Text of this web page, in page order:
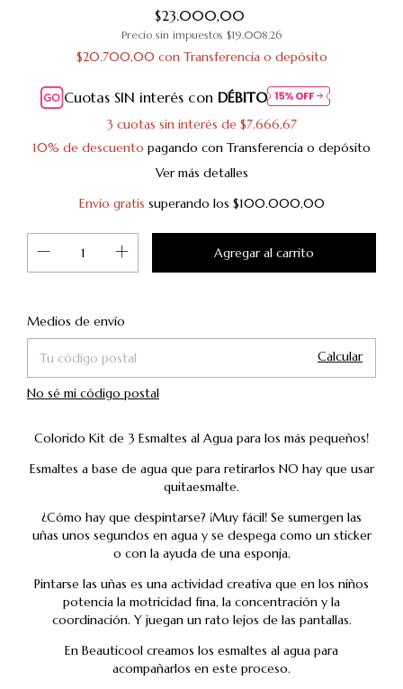
$23.000,00
Precio sin impuestos $19.008,26
$20.700,00 con Transferencia o depósito
Cuotas SIN interés conDÉBITO
3 cuotas sin interés de $7.666,67
10% de descuento pagando con Transferencia o depósito
Ver más detalles
Envío gratis superando los $100.000,00
Entregas para el CP:
Medios de envío
Calcular
No sé mi código postal
Colorido Kit de 3 Esmaltes al Agua para los más pequeños!
Esmaltes a base de agua que para retirarlos NO hay que usar
quitaesmalte.
¿Cómo hay que despintarse? ¡Muy fácil! Se sumergen las
uñas unos segundos en agua y se despega como un sticker
o con la ayuda de una esponja.
Pintarse las uñas es una actividad creativa que en los niños
potencia la motricidad fina, la concentración y la
coordinación. Y juegan un rato lejos de las pantallas.
En Beauticool creamos los esmaltes al agua para
acompañarlos en este proceso.